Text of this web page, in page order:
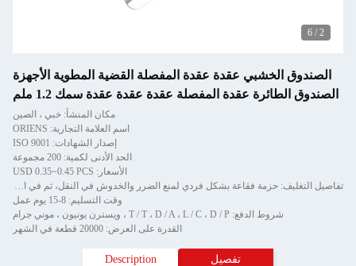
2
/
6
الصندوق الخشبي عقدة عقدة المفصلة القضية المطوية الأجهزة
الصندوق الطائرة عقدة المفصلة عقدة عقدة عقدة سمك 1.2 ملم
مكان المنشأ: خبي ، الصين
اسم العلامة التجارية: ORIENS
إصدار الشهادات: ISO 9001
الحد الأدنى لكمية: 200 مجموعة
الأسعار: USD 0.35~0.45 PCS
تفاصيل التغليف: حزمة فقاعة بشكل فردي لمنع الضرر والخدوش في النقل، ثم في الكرتون
وقت التسليم: 8-15 يوم عمل
شروط الدفع: T / T ، D / A ، L / C ، D / P ، ويسترن يونيون ، موني جرام
القدرة على العرض: 20000 قطعة في الشهر
تفصيل Description